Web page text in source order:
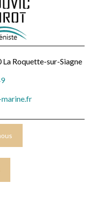
La Roquette-sur-Siagne